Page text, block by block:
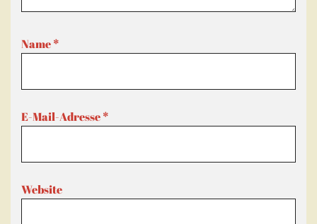
Name*
E-Mail-Adresse*
Website